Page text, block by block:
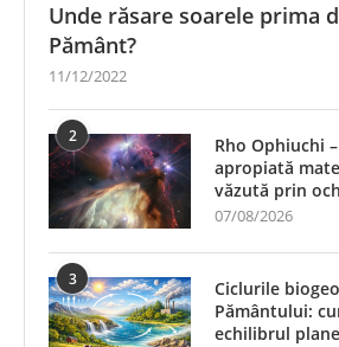
Unde răsare soarele prima
Pământ?
11/12/2022
2
Rho Ophiuchi
apropiată
văzută prin
07/08/2026
3
Ciclurile
Pământului:
echilibrul